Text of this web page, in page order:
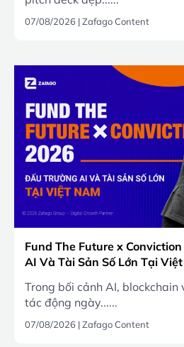
07/08/2026 |Zafago Content
Fund The Future x
AI Và Tài Sản Số Lớn Tại
Trong bối cảnh AI,
tác động ngày......
07/08/2026 |Zafago Content